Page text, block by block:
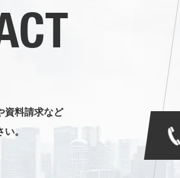
資料請求など
。